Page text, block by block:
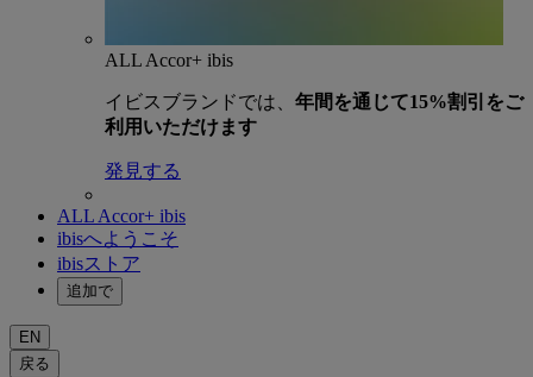
ALL Accor+ ibis
イビスブランドでは、 年間を通じて15%割引をご
利用いただけます
発見する
ALL Accor+ ibis
ibisへようこそ
ibisストア
追加で
EN
戻る